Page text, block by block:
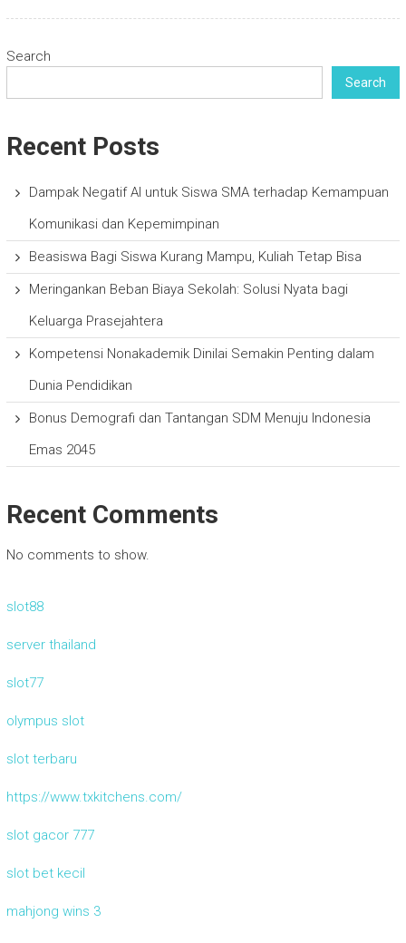
Search
Search
Recent Posts
Dampak Negatif AI untuk Siswa SMA terhadap Kemampuan
Komunikasi dan Kepemimpinan
Beasiswa Bagi Siswa Kurang Mampu, Kuliah Tetap Bisa
Meringankan Beban Biaya Sekolah: Solusi Nyata bagi
Keluarga Prasejahtera
Kompetensi Nonakademik Dinilai Semakin Penting dalam
Dunia Pendidikan
Bonus Demografi dan Tantangan SDM Menuju Indonesia
Emas 2045
Recent Comments
No comments to show.
slot88
server thailand
slot77
olympus slot
slot terbaru
https://www.txkitchens.com/
slot gacor 777
slot bet kecil
mahjong wins 3